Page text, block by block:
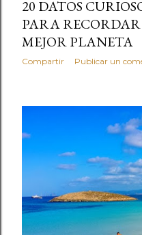
20 DATOS
PARA RECORDAR
MEJOR PLANETA
Compartir Publicar un